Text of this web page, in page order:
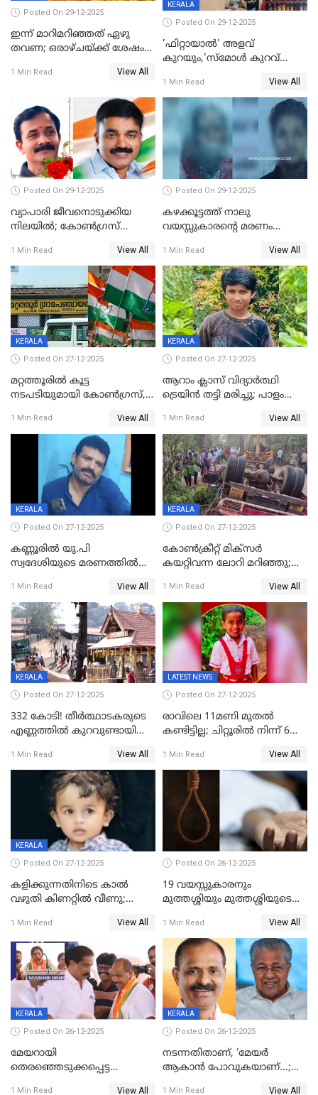
Posted On 29-12-2025
ഇന്ന് മാറിമറിഞ്ഞത് ഏഴു
തവണ; ഒരാഴ്ചയ്ക്ക് ശേഷം
1 Min Read View All
KERALA
Posted On 29-12-2025
'ഫിറ്റായാൽ' അളവ്
കുറയും,'സ്‌മോൾ കുറവ്
പിഴ
1 Min Read View All
Posted On 29-12-2025
വ്യാപാരി ജീവനൊടുക്കിയ
നിലയില്‍; കോണ്‍ഗ്രസ്
മാനസികപീഡനമെന്ന് കുറിപ്പ്
1 Min Read View All
Posted On 29-12-2025
കഴക്കൂട്ടത്ത് നാലു
വയസ്സുകാരന്റെ മരണം
സുഹൃത്തും പൊലീസ്
കസ്റ്റഡിയിൽ
1 Min Read View All
KERALA
Posted On 27-12-2025
മറ്റത്തൂരിൽ കൂട്ട
നടപടിയുമായി കോണ്‍ഗ്രസ്,
എട്ട് പേര്‍ ഉള്‍പ്പെടെ
പത്തുപേരെ പുറത്താക്കി,
ചൊവ്വന്നൂരിലും നടപടി
1 Min Read View All
KERALA
Posted On 27-12-2025
ആറാം ക്ലാസ് വിദ്യാർത്ഥി
ട്രെയിൻ തട്ടി മരിച്ചു; പാളം
അപകടം മലപ്പുറത്ത്
1 Min Read View All
KERALA
Posted On 27-12-2025
കണ്ണൂരിൽ യു.പി
സ്വദേശിയുടെ മരണത്തിൽ
കേസ്; തർക്കമുണ്ടായത്
ഫേഷ്യലിന് 300 രൂപ
ആവശ്യപ്പെട്ടതിനെച്ചൊല്ലി
1 Min Read View All
KERALA
Posted On 27-12-2025
കോണ്‍ക്രീറ്റ് മിക്‌സര്‍
കയറ്റിവന്ന ലോറി മറിഞ്ഞു;
അപകടം കണ്ണൂരിൽ
1 Min Read View All
KERALA
Posted On 27-12-2025
332 കോടി! തീർത്ഥാടകരുടെ
എണ്ണത്തിൽ കുറവുണ്ടായിട്ടും
കുതിച്ചുയരുന്നു
1 Min Read View All
LATEST NEWS
Posted On 27-12-2025
രാവിലെ 11മണി മുതൽ
കണ്ടിട്ടില്ല; ചിറ്റൂരിൽ നിന്ന് 6
1 Min Read View All
KERALA
Posted On 27-12-2025
കളിക്കുന്നതിനിടെ കാൽ
വഴുതി കിണറ്റിൽ വീണു;
ദാരുണാന്ത്യം
1 Min Read View All
Posted On 26-12-2025
19 വയസ്സുകാരനും
മുത്തശ്ശിയും മുത്തശ്ശിയുടെ
മരിച്ചനിലയിൽ
1 Min Read View All
KERALA
Posted On 26-12-2025
മേയറായി
തെരഞ്ഞെടുക്കപ്പെട്ട
1 Min Read View All
KERALA
Posted On 26-12-2025
നടന്നതിതാണ്, ‘മേയർ
ആകാൻ പോവുകയാണ്...;
1 Min Read View All